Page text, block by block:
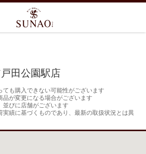
田公園駅店
ても購入できない可能性がございます
品が変更になる場合がございます
並びに店舗がございます
実績に基づくものであり、最新の取扱状況とは異